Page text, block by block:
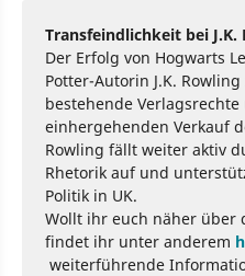
Transfeindlichkeit bei J.K.
Der Erfolg von Hogwarts
Potter-Autorin J.K.
bestehende
einhergehenden Verkauf
Rowling fällt weiter aktiv
Rhetorik auf und
Politik in UK.
Wollt ihr euch näher über
findet ihr unter anderem
weiterführende